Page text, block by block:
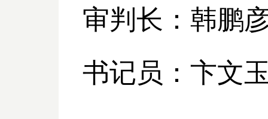
审判长：韩鹏
书记员：卞文